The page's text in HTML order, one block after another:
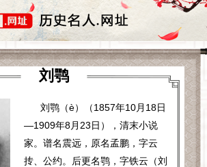
刘鹗
刘鹗（è）（1857年10月18日
—1909年8月23日），清末小说
家。谱名震远，原名孟鹏，字云
抟、公约。后更名鹗，字铁云（刘